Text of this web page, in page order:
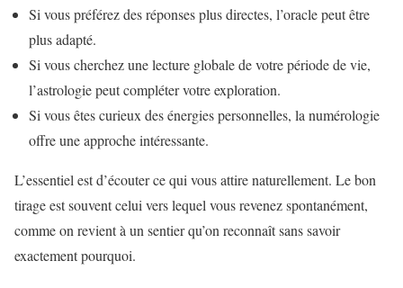
Si vous préférez des réponses plus directes, l’oracle peut être
plus adapté.
Si vous cherchez une lecture globale de votre période de vie,
l’astrologie peut compléter votre exploration.
Si vous êtes curieux des énergies personnelles, la numérologie
offre une approche intéressante.
L’essentiel est d’écouter ce qui vous attire naturellement. Le bon
tirage est souvent celui vers lequel vous revenez spontanément,
comme on revient à un sentier qu’on reconnaît sans savoir
exactement pourquoi.